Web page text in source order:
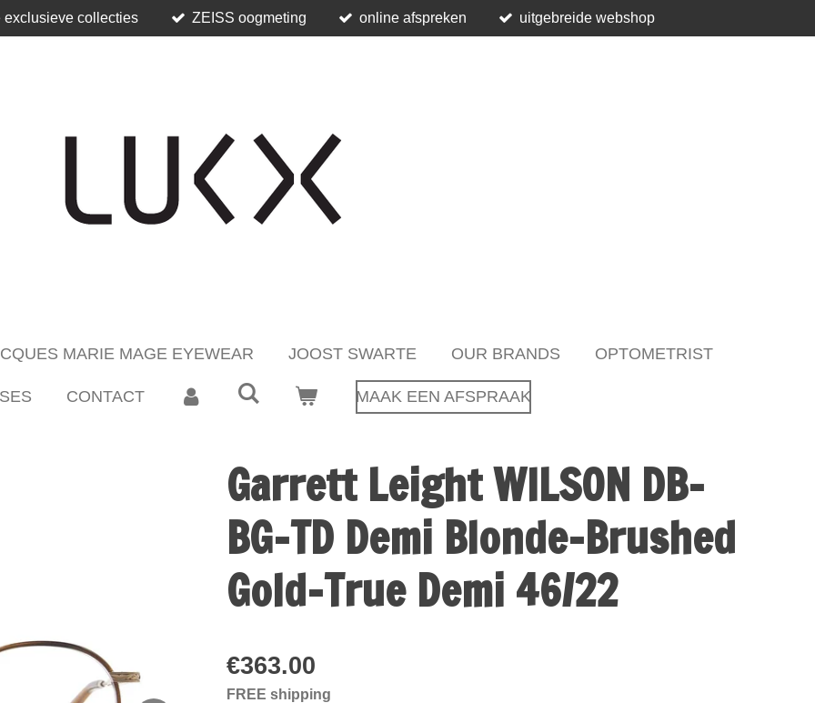
exclusieve collecties ZEISS oogmeting online afspreken uitgebreide webshop
MARIE MAGE EYEWEAR JOOST SWARTE OUR BRANDS OPTOMETRIST
CONTACT MAAK EEN AFSPRAAK
Garrett Leight WILSON DB-
BG-TD Demi Blonde-Brushed
Gold-True Demi 46/22
€363.00
FREE shipping